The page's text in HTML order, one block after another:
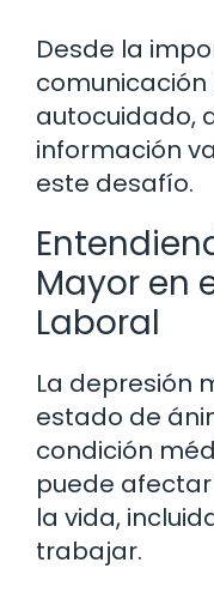
Desde la
autocuidado,
información
este desafío.
Mayor en
Laboral
La depresión
estado de
condición
puede
la vida,
trabajar.